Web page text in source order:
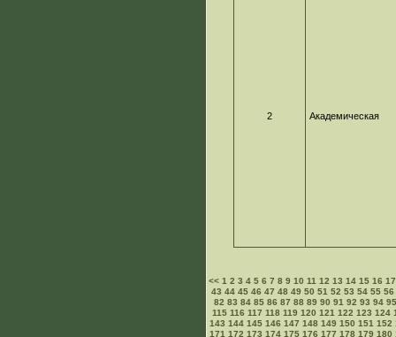
2 Академическая
<<1 2 3 4 5 6 7 8 9 10 11 12 13 14 15 16 17
43 44 45 46 47 48 49 50 51 52 53 54 55 56
82 83 84 85 86 87 88 89 90 91 92 93 94 95
115 116 117 118 119 120 121 122 123 124
143 144 145 146 147 148 149 150 151 152
171 172 173 174 175 176 177 178 179 180